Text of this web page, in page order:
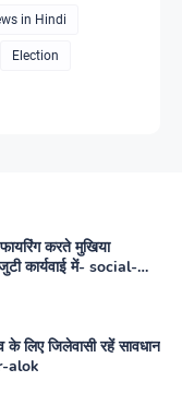
in Hindi
Election
करते मुखिया
जुटी कार्यवाई में- social-
लिए जिलेवासी रहें सावधान
alok